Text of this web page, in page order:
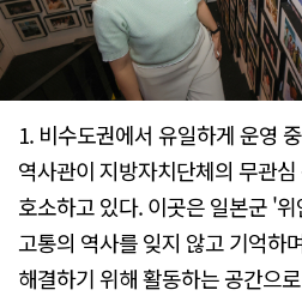
1. 비수도권에서 유일하게 운영
역사관이 지방자치단체의 무관
호소하고 있다. 이곳은 일본군 '
고통의 역사를 잊지 않고 기억하
해결하기 위해 활동하는 공간으